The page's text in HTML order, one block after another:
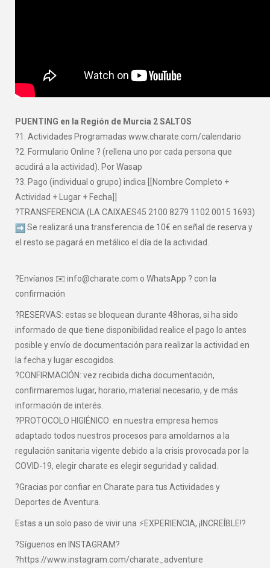
PUENTING en la Región de Murcia 2 SALTOS
?1. Actividades Programadas www.charate.com/calendario
?2. Formulario Online ? (rellena uno por cada persona que
acudirá a la actividad). Por Wasap
?3. Pago (individual o grupo) indica [[Nombre Completo +
Actividad + Lugar + Fecha]]
?TRANSFERENCIA (LA CAIXAES45 2100 8279 1102 0015 1693)
Se realizará una transferencia de 10€ en señal de reserva y
el resto se pagará en metálico el día de la actividad.
?Envíanos ✉️ info@charate.com o WhatsApp ? con la
confirmación
?RESERVAS: estas se bloquean durante 48horas, si ha sido
informado de que tiene disponibilidad realice el pago lo antes
posible y envío de documentación para realizar la actividad en
la fecha y lugar escogidos.
?CONFIRMACIÓN: vez recibida dicha documentación,
confirmaremos lugar, horario, material necesario, y de más
información de interés.
?PROTOCOLO HIGIÉNICO: en nuestra empresa hemos
adaptado todos nuestros procesos para amoldarnos a la
regulación sanitaria vigente debido a la crisis provocada por la
COVID-19, elegir charate es elegir seguridad y calidad.
?Gracias por confiar en Charate para tus Actividades y
Deportes de Aventura.
Estas a un solo paso de vivir una ⚡EXPERIENCIA, ¡INCREÍBLE!?
?Síguenos en INSTAGRAM?
?https://www.instagram.com/charate_adventure